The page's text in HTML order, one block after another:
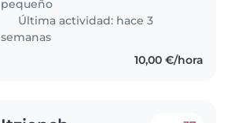
pequeño
Última actividad: hace 3
semanas
10,00 €/hora